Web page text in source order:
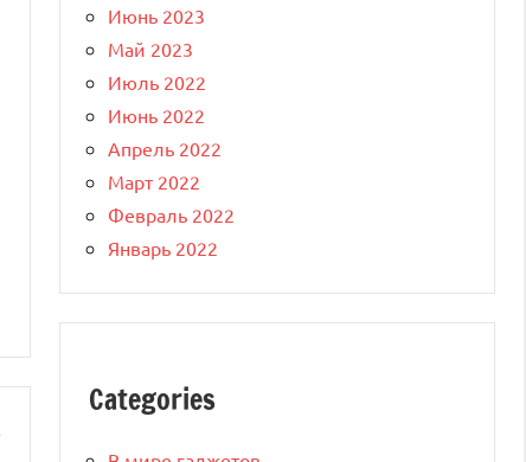
Июнь 2023
Май 2023
Июль 2022
Июнь 2022
Апрель 2022
Март 2022
Февраль 2022
Январь 2022
Categories